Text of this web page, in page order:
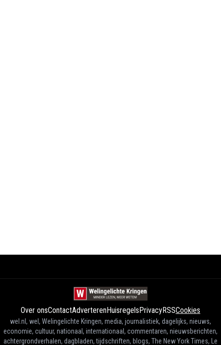
Over onsContactAdverterenHuisregels PrivacyRSSCookies
wel.nl, wel, Welingelichte Kringen, media, journalistiek, dagelijks, nieuws,
economie, cultuur, nationaal, internationaal, commentaren, nieuwsberichten,
achtergrondverhalen, dagbladen, tijdschriften, blogs, The New York Times, Le